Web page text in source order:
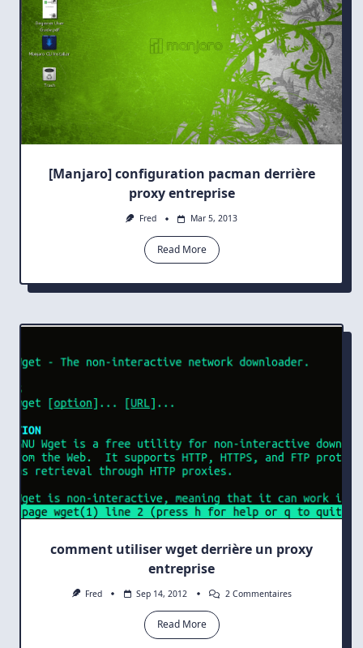
[Manjaro] configuration pacman derrière
proxy entreprise
Fred Mar 5, 2013
Read More
comment utiliser wget derrière un proxy
entreprise
Fred Sep 14, 2012 2 CommentairesSur
Read More